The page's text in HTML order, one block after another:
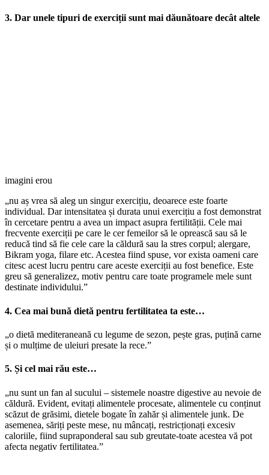
3. Dar unele tipuri de exerciții sunt mai dăunătoare decât altele
imagini erou
„nu aș vrea să aleg un singur exercițiu, deoarece este foarte
individual. Dar intensitatea și durata unui exercițiu a fost demonstrat
în cercetare pentru a avea un impact asupra fertilității. Cele mai
frecvente exerciții pe care le cer femeilor să le oprească sau să le
reducă tind să fie cele care la căldură sau la stres corpul; alergare,
Bikram yoga, filare etc. Acestea fiind spuse, vor exista oameni care
citesc acest lucru pentru care aceste exerciții au fost benefice. Este
greu să generalizez, motiv pentru care toate programele mele sunt
destinate individului.”
4. Cea mai bună dietă pentru fertilitatea ta este…
„o dietă mediteraneană cu legume de sezon, pește gras, puțină carne
și o mulțime de uleiuri presate la rece.”
5. Și cel mai rău este…
„nu sunt un fan al sucului – sistemele noastre digestive au nevoie de
căldură. Evident, evitați alimentele procesate, alimentele cu conținut
scăzut de grăsimi, dietele bogate în zahăr și alimentele junk. De
asemenea, săriți peste mese, nu mâncați, restricționați excesiv
caloriile, fiind supraponderal sau sub greutate-toate acestea vă pot
afecta negativ fertilitatea.”